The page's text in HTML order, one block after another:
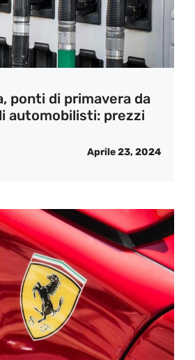
ponti di primavera da
automobilisti: prezzi
Aprile 23, 2024